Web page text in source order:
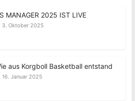
MANAGER 2025 IST LIVE
3. Oktober 2025
aus Korgboll Basketball entstand
16. Januar 2025